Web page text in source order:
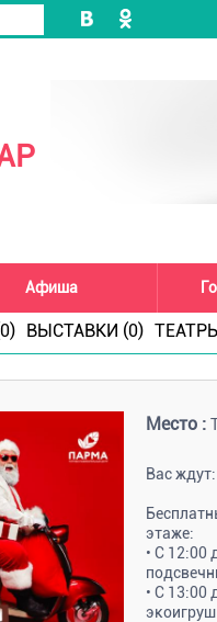
Афиша
ВЫСТАВКИ (0)
Место :
Вас ждут:
этаже:
• С 12:00
• С 13:00